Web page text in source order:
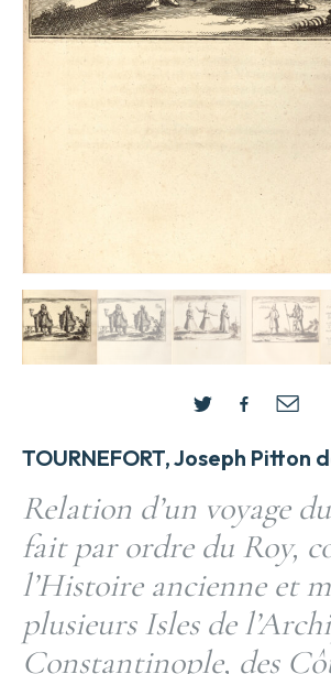
TOURNEFORT, Joseph Pitton
Relation d’un voyage
fait par ordre du Roy,
l’Histoire ancienne et
plusieurs Isles de
Constantinople, des